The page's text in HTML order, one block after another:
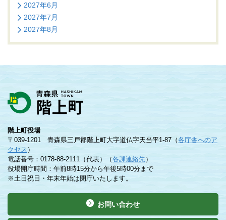
2027年6月
2027年7月
2027年8月
階上町役場
〒039-1201 青森県三戸郡階上町大字道仏字天当平1-87（各庁舎へのア
クセス ）
電話番号：0178-88-2111（代表）（各課連絡先）
役場開庁時間：午前8時15分から午後5時00分まで
※土日祝日・年末年始は閉庁いたします。
お問い合わせ